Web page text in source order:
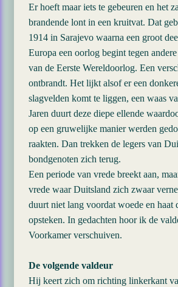
Er hoeft maar iets te gebeuren en het
brandende lont in een kruitvat. Dat
1914 in Sarajevo waarna een groot
Europa een oorlog begint tegen
van de Eerste Wereldoorlog. Een
ontbrandt. Het lijkt alsof er een
slagvelden komt te liggen, een waas
Jaren duurt deze diepe ellende
op een gruwelijke manier werden
raakten. Dan trekken de legers van
bondgenoten zich terug.
Een periode van vrede breekt aan,
vrede waar Duitsland zich zwaar
duurt niet lang voordat woede en haat
opsteken. In gedachten hoor ik de
Voorkamer verschuiven.
De volgende valdeur
Hij keert zich om richting linkerkant